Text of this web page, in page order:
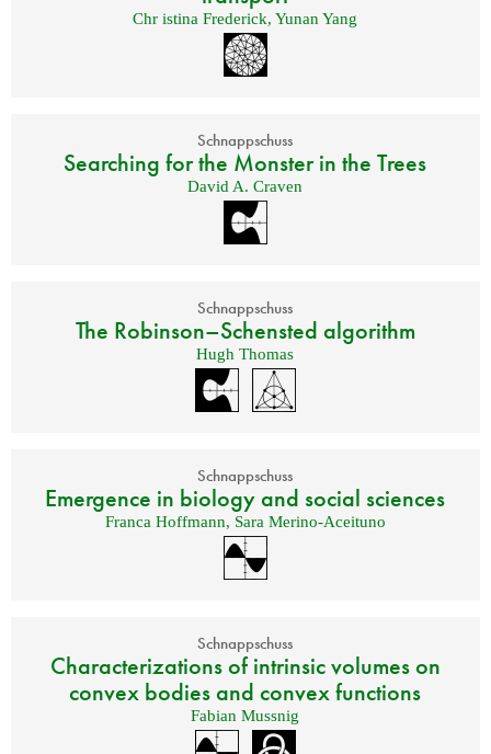
Chr istina Frederick,Yunan Yang
Schnappschuss
Searching for the Monster in the Trees
David A. Craven
Schnappschuss
The Robinson–Schensted algorithm
Hugh Thomas
Schnappschuss
Emergence in biology and social sciences
Franca Hoffmann, Sara Merino-Aceituno
Schnappschuss
Characterizations of intrinsic volumes on
convex bodies and convex functions
Fabian Mussnig